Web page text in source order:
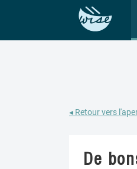
◂ Retour vers
De